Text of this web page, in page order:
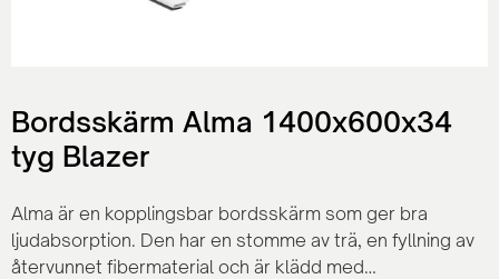
Bordsskärm Alma 1400x600x34
tyg Blazer
Alma är en kopplingsbar bordsskärm som ger bra
ljudabsorption. Den har en stomme av trä, en fyllning av
återvunnet fibermaterial och är klädd med